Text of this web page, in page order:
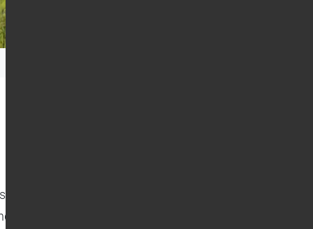
des Mädchens. Ben lässt sich
Nähe zulassen. Oft flüstert sie im ihre